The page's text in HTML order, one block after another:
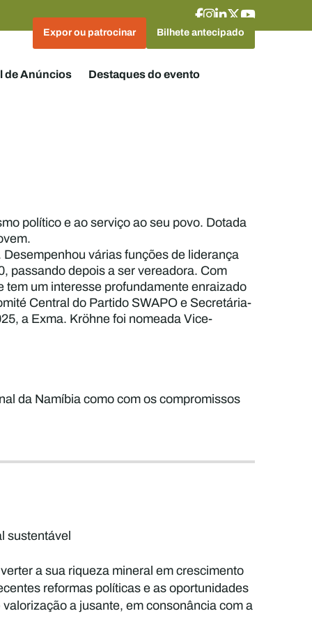
Expor ou patrocinar Bilhete antecipado
de Anúncios Destaques do evento
político e ao serviço ao seu povo. Dotada
várias funções de liderança
passando depois a ser vereadora. Com
um interesse profundamente enraizado
Central do Partido SWAPO e Secretária-
a Exma. Kröhne foi nomeada Vice-
da Namíbia como com os compromissos
sustentável
a sua riqueza mineral em crescimento
reformas políticas e as oportunidades
a jusante, em consonância com a